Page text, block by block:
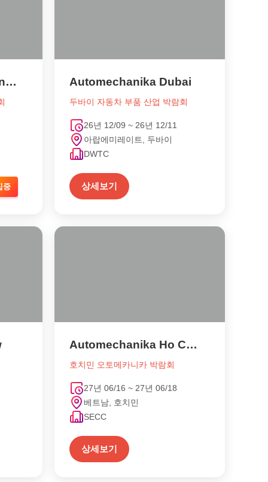
Automechanika Shanghai
중
Automechanika Dubai
두바이 자동차 부품 산업 박람회
26년 12/09 ~ 26년 12/11
아랍에미레이트, 두바이
DWTC
상세보기
Automechanika Ho Chi Minh City
호치민 오토메카니카 박람회
27년 06/16 ~ 27년 06/18
베트남, 호치민
SECC
상세보기